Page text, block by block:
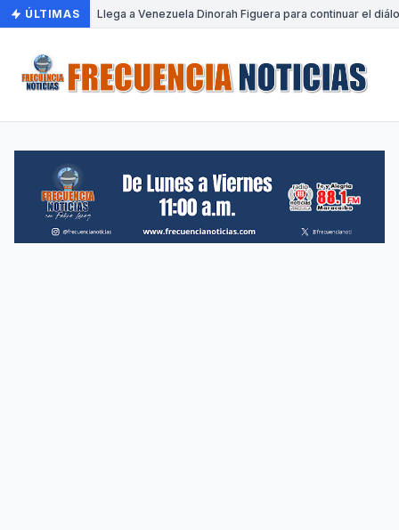
ÚLTIMAS Llega a Venezuela Dinorah Figuera para continuar el